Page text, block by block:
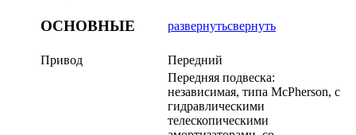
ОСНОВНЫЕ развернутьсвернуть
Привод Передний
Передняя подвеска:
независимая, типа McPherson, с
гидравлическими
телескопическими